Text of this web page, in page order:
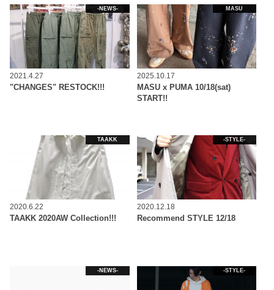
-NEWS-
2021.4.27
"CHANGES" RESTOCK!!!
MASU
2025.10.17
MASU x PUMA 10/18(sat)
START!!
TAAKK
2020.6.22
TAAKK 2020AW Collection!!!
-STYLE-
2020.12.18
Recommend STYLE 12/18
-NEWS- -STYLE-